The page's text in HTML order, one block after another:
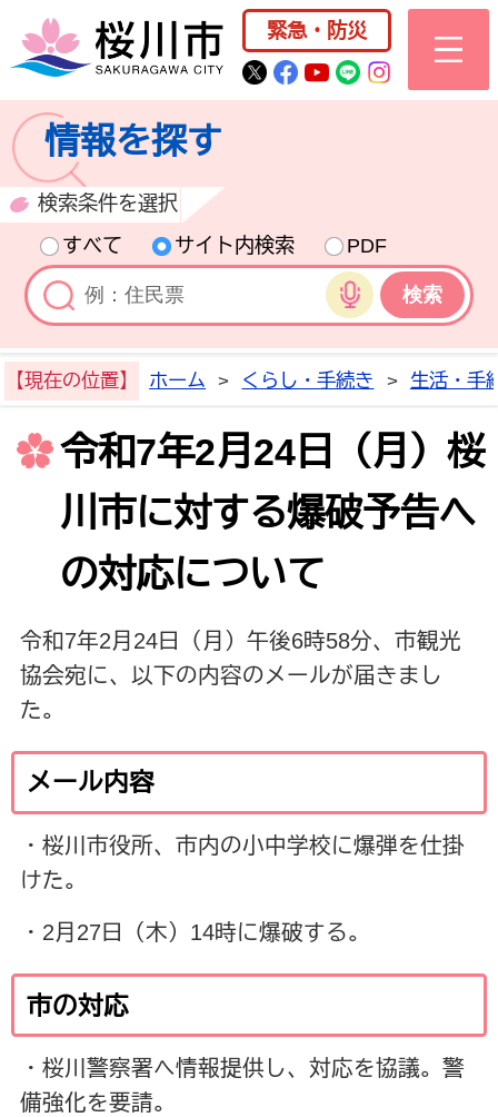
桜川市公式ホー
緊急・防災
桜川市公式Twitter
桜川市公式
桜川市公式
桜川市公式
情報を探す
検索条件を選択
すべて
サイト内検索
PDF
音声検索
【現在の位置】 ホーム > くらし・手続き > 生活・手
令和7年2月24日（月）桜
川市に対する爆破予告へ
の対応について
令和7年2月24日（月）午後6時58分、市観光
協会宛に、以下の内容のメールが届きまし
た。
メール内容
・桜川市役所、市内の小中学校に爆弾を仕掛
けた。
・2月27日（木）14時に爆破する。
市の対応
・桜川警察署へ情報提供し、対応を協議。警
備強化を要請。